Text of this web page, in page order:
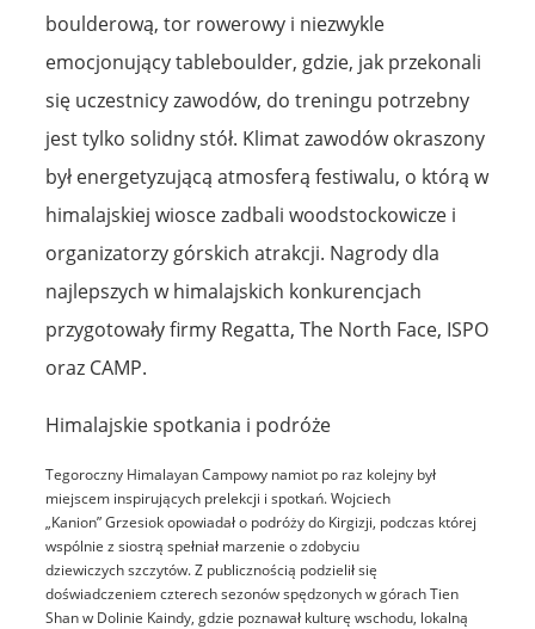
boulderową, tor rowerowy i niezwykle
emocjonujący tableboulder, gdzie, jak przekonali
się uczestnicy zawodów, do treningu potrzebny
jest tylko solidny stół. Klimat zawodów okraszony
był energetyzującą atmosferą festiwalu, o którą w
himalajskiej wiosce zadbali woodstockowicze i
organizatorzy górskich atrakcji. Nagrody dla
najlepszych w himalajskich konkurencjach
przygotowały firmy Regatta, The North Face, ISPO
oraz CAMP.
Himalajskie spotkania i podróże
Tegoroczny Himalayan Campowy namiot po raz kolejny był
miejscem inspirujących prelekcji i spotkań. Wojciech
„Kanion” Grzesiok opowiadał o podróży do Kirgizji, podczas której
wspólnie z siostrą spełniał marzenie o zdobyciu
dziewiczych szczytów. Z publicznością podzielił się
doświadczeniem czterech sezonów spędzonych w górach Tien
Shan w Dolinie Kaindy, gdzie poznawał kulturę wschodu, lokalną